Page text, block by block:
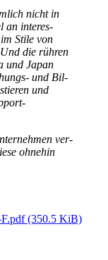
nicht in
an in­te­res­
Stile von
die rühren
und Japan
und Bil­
und
ver­
ohne­hin
(350.5 KiB)